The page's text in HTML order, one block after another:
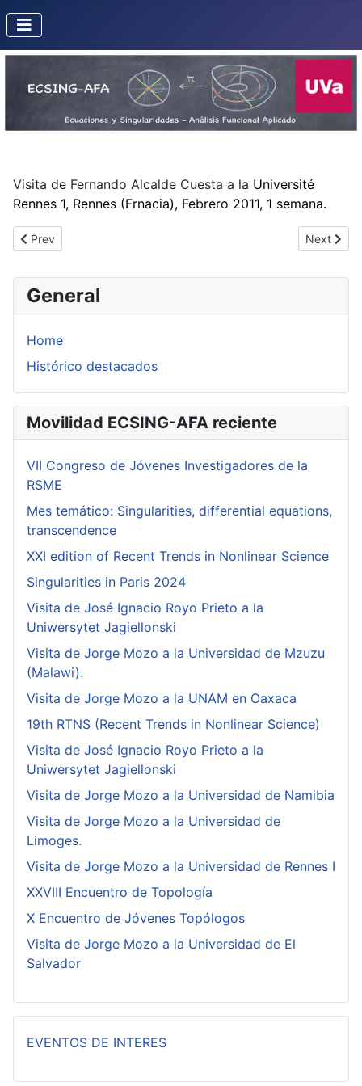
General
Home
Histórico destacados
Movilidad ECSING-AFA reciente
VII Congreso de Jóvenes Investigadores de la
RSME
Mes temático: Singularities, differential equations,
transcendence
XXI edition of Recent Trends in Nonlinear Science
Singularities in Paris 2024
Visita de José Ignacio Royo Prieto a la
Uniwersytet Jagiellonski
Visita de Jorge Mozo a la Universidad de Mzuzu
(Malawi).
Visita de Jorge Mozo a la UNAM en Oaxaca
19th RTNS (Recent Trends in Nonlinear Science)
Visita de José Ignacio Royo Prieto a la
Uniwersytet Jagiellonski
Visita de Jorge Mozo a la Universidad de Namibia
Visita de Jorge Mozo a la Universidad de
Limoges.
Visita de Jorge Mozo a la Universidad de Rennes I
XXVIII Encuentro de Topología
X Encuentro de Jóvenes Topólogos
Visita de Jorge Mozo a la Universidad de El
Salvador
EVENTOS DE INTERES
Visita de Fernando Alcalde Cuesta a la Université
Rennes 1, Rennes (Frnacia), Febrero 2011, 1 semana.
Previous article: Misión de J.I. Royo a Artois
Prev Next
Next